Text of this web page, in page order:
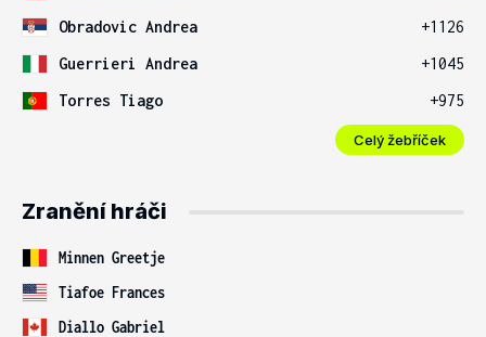
Obradovic Andrea
+1126
Guerrieri Andrea
+1045
Torres Tiago
+975
Celý žebříček
Zranění hráči
Minnen Greetje
Tiafoe Frances
Diallo Gabriel